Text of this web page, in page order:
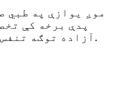
پدې برخه کې
آزاده توګه تنفس وکړي او په سالم ډول موسکا وکړي.